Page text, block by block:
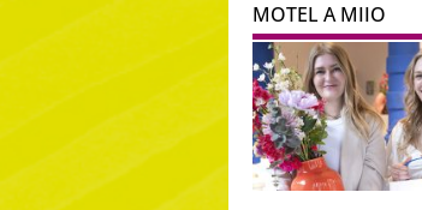
MOTEL A MIIO